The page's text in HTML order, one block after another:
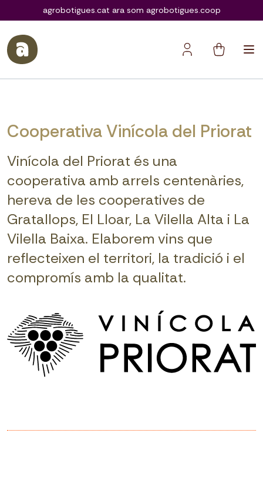
agrobotigues.coop
agrobotigues.cat ara som agrobotigues.coop
Cooperativa Vinícola del Priorat
Vinícola del Priorat és una
cooperativa amb arrels centenàries,
hereva de les cooperatives de
Gratallops, El Lloar, La Vilella Alta i La
Vilella Baixa. Elaborem vins que
reflecteixen el territori, la tradició i el
compromís amb la qualitat.